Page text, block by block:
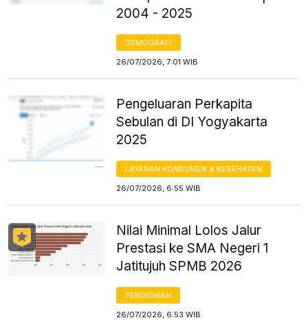
2004 - 2025
DEMOGRAFI
26/07/2026, 7:01 WIB
Pengeluaran Perkapita
Sebulan di DI Yogyakarta
2025
LAYANAN KONSUMEN & KESEHATAN
26/07/2026, 6:55 WIB
Nilai Minimal Lolos Jalur
Prestasi ke SMA Negeri 1
Jatitujuh SPMB 2026
PENDIDIKAN
26/07/2026, 6:53 WIB